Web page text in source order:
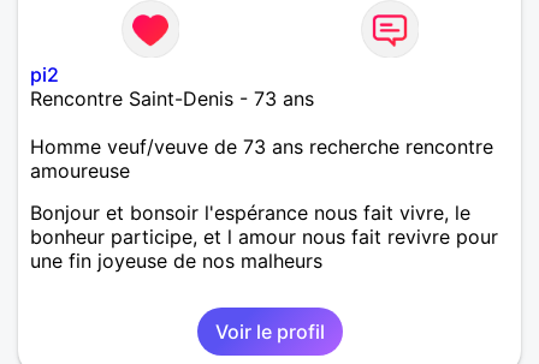
pi2
Rencontre Saint-Denis - 73 ans
Homme veuf/veuve de 73 ans recherche rencontre
amoureuse
Bonjour et bonsoir l'espérance nous fait vivre, le
bonheur participe, et l amour nous fait revivre pour
une fin joyeuse de nos malheurs
Voir le profil